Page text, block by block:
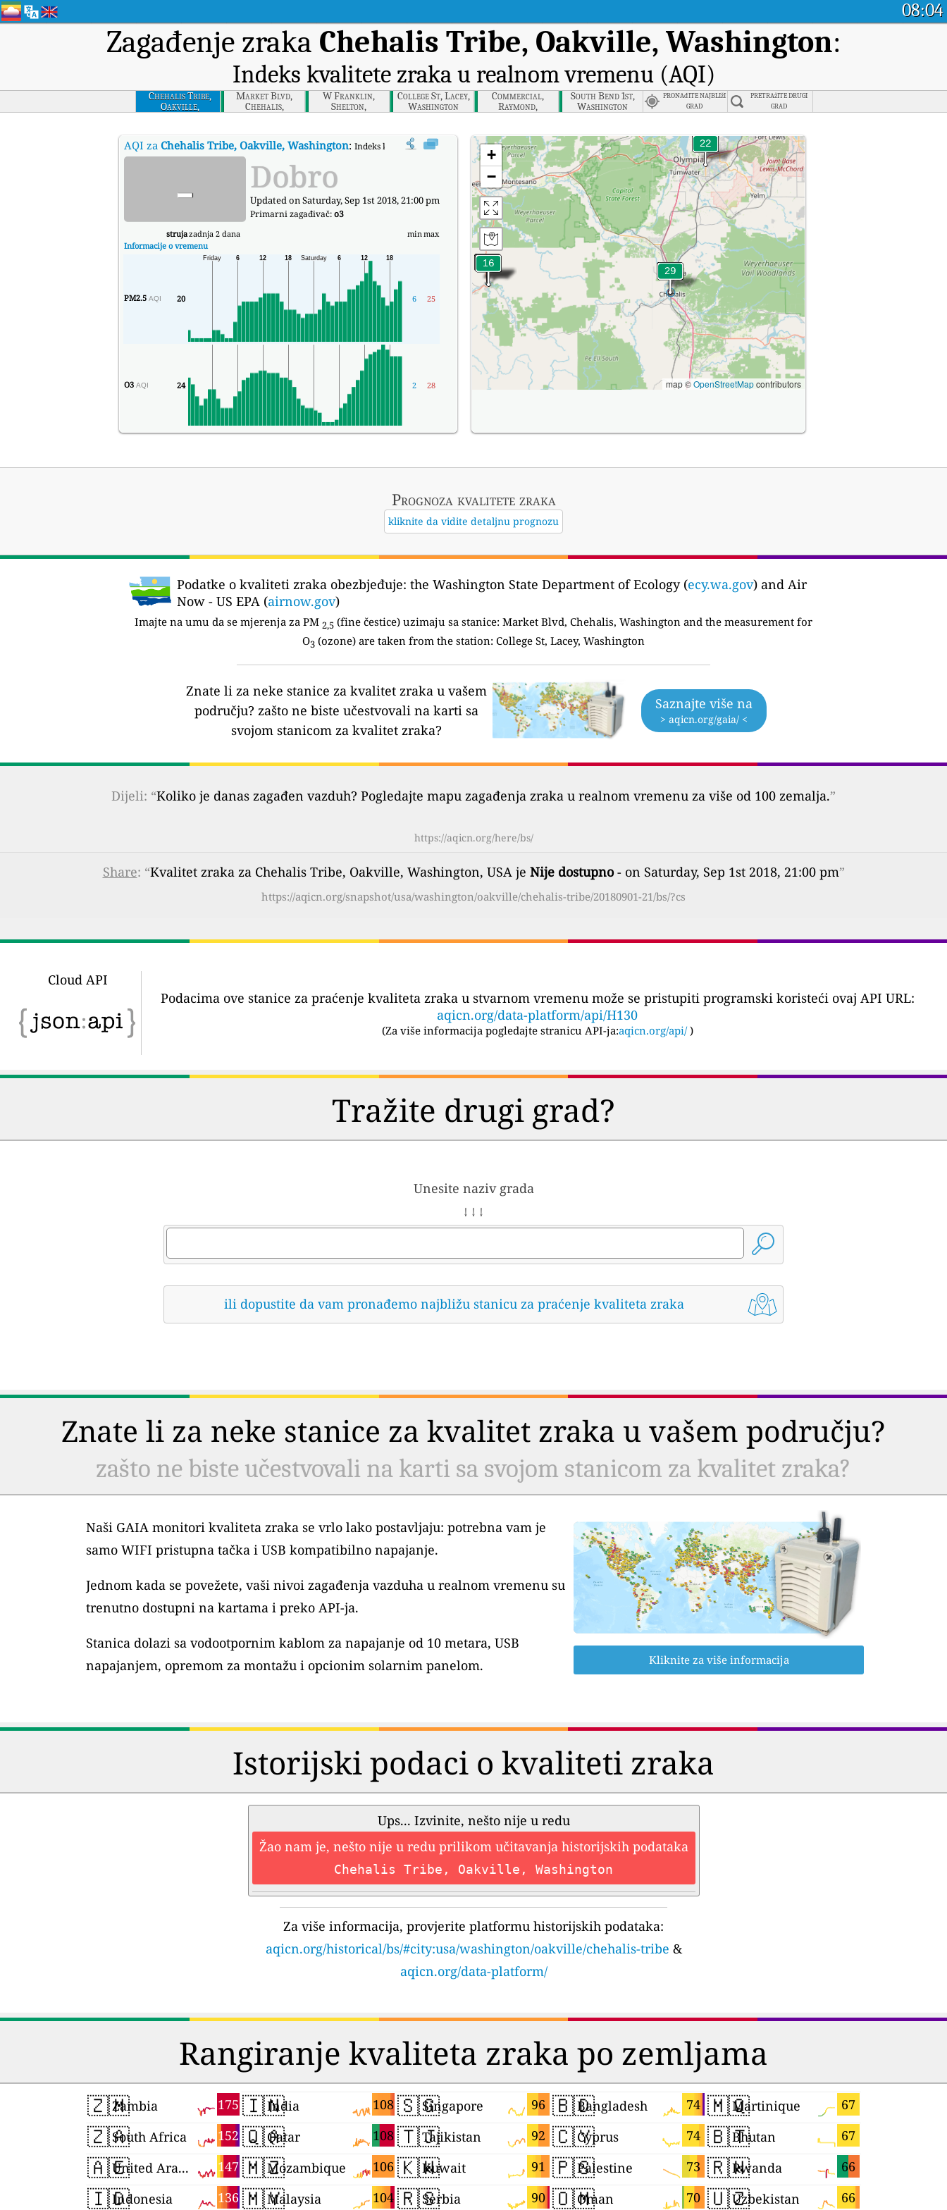
08:04
Zagađenje zraka Chehalis Tribe, Oakville, Washington:
Indeks kvalitete zraka u realnom vremenu (AQI)
Chehalis Tribe,
Oakville,
Washington
Market Blvd,
Chehalis,
Washington
W Franklin,
Shelton,
Washington
College St, Lacey,
Washington
Commercial,
Raymond,
Washington
South Bend 1st,
Washington
PRONAđITE NAJBLIžI
GRAD
PRETRAžITE DRUGI
GRAD
AQI za Chehalis Tribe, Oakville, Washington: Indeks kvaliteta zraka (AQI) kompanije Chehalis Tribe, Oakville, Washington u stvarnom vremenu.
- Dobro
Updated on Saturday, Sep 1st 2018, 21:00 pm
Primarni zagađivač:o3
strujazadnja 2 dana minmax
Informacije o vremenu
PM2.5 AQI 20 6 25
O3 AQI 24 2 28
+
−
map ©OpenStreetMapcontributors
Prognoza kvalitete zraka
kliknite da vidite detaljnu prognozu
Podatke o kvaliteti zraka obezbjeđuje: the Washington State Department of Ecology (ecy.wa.gov) and Air
Now - US EPA (airnow.gov)
Imajte na umu da se mjerenja za PM 2,5 (fine čestice) uzimaju sa stanice: Market Blvd, Chehalis, Washington and the measurement for
O3 (ozone) are taken from the station: College St, Lacey, Washington
Znate li za neke stanice za kvalitet zraka u vašem
području? zašto ne biste učestvovali na karti sa
svojom stanicom za kvalitet zraka?
Saznajte više na
> aqicn.org/gaia/ <
Dijeli: “Koliko je danas zagađen vazduh? Pogledajte mapu zagađenja zraka u realnom vremenu za više od 100 zemalja.”
https://aqicn.org/here/bs/
Share: “Kvalitet zraka za Chehalis Tribe, Oakville, Washington, USA je Nije dostupno- on Saturday, Sep 1st 2018, 21:00 pm”
https://aqicn.org/snapshot/usa/washington/oakville/chehalis-tribe/20180901-21/bs/?cs
Cloud API
Podacima ove stanice za praćenje kvaliteta zraka u stvarnom vremenu može se pristupiti programski koristeći ovaj API URL:
aqicn.org/data-platform/api/H130
(Za više informacija pogledajte stranicu API-ja:aqicn.org/api/ )
Tražite drugi grad?
Unesite naziv grada
↓ ↓ ↓
ili dopustite da vam pronađemo najbližu stanicu za praćenje kvaliteta zraka
Znate li za neke stanice za kvalitet zraka u vašem području?
zašto ne biste učestvovali na karti sa svojom stanicom za kvalitet zraka?
Naši GAIA monitori kvaliteta zraka se vrlo lako postavljaju: potrebna vam je
samo WIFI pristupna tačka i USB kompatibilno napajanje.
Jednom kada se povežete, vaši nivoi zagađenja vazduha u realnom vremenu su
trenutno dostupni na kartama i preko API-ja.
Stanica dolazi sa vodootpornim kablom za napajanje od 10 metara, USB
napajanjem, opremom za montažu i opcionim solarnim panelom.
Kliknite za više informacija
Istorijski podaci o kvaliteti zraka
Ups... Izvinite, nešto nije u redu
Žao nam je, nešto nije u redu prilikom učitavanja historijskih podataka
Chehalis Tribe, Oakville, Washington
Za više informacija, provjerite platformu historijskih podataka:
aqicn.org/historical/bs/#city:usa/washington/oakville/chehalis-tribe &
aqicn.org/data-platform/
Rangiranje kvaliteta zraka po zemljama
🇿🇲 175
Zambia
🇿🇦 152
South Africa
🇦🇪 147
United Arab Emirates
🇮🇩 136
Indonesia
🇮🇳 108
India
🇶🇦 108
Qatar
🇲🇿 106
Mozambique
🇲🇾 104
Malaysia
🇸🇬 96
Singapore
🇹🇯 92
Tajikistan
🇰🇼 91
Kuwait
🇷🇸 90
Serbia
🇧🇩 74
Bangladesh
🇨🇾 74
Cyprus
🇵🇸 73
Palestine
🇴🇲 70
Oman
🇲🇶 67
Martinique
🇧🇹 67
Bhutan
🇷🇼 66
Rwanda
🇺🇿 66
Uzbekistan